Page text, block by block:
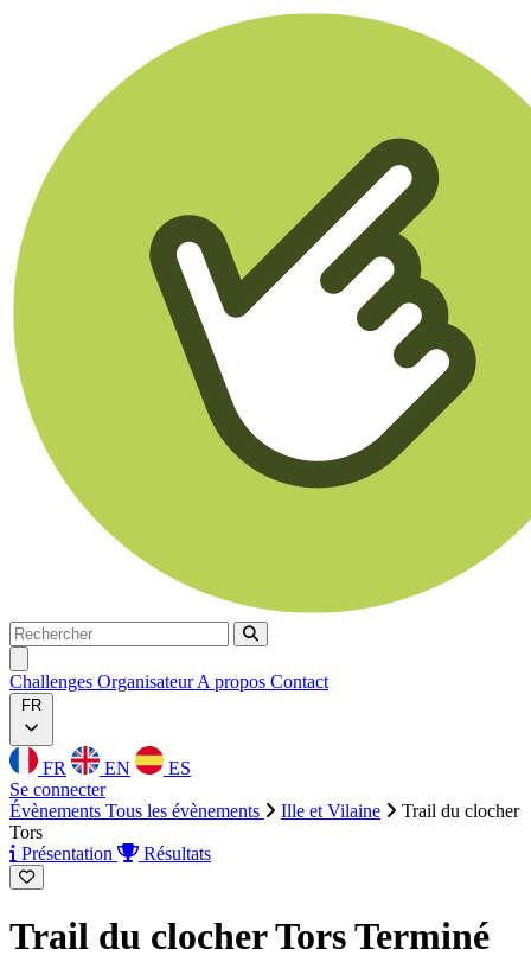
Rechercher
Rechercher
Challenges OrganisateurA propos Contact
FR
FR EN
ES
Se connecter
Évènements Tous les évènements Ille et Vilaine
Trail du clocher
Tors
Présentation
Résultats
Trail du clocher TorsTerminé